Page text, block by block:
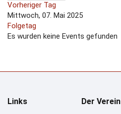
Vorheriger Tag
Mittwoch, 07. Mai 2025
Folgetag
Es wurden keine Events gefunden
Links
Der Verein